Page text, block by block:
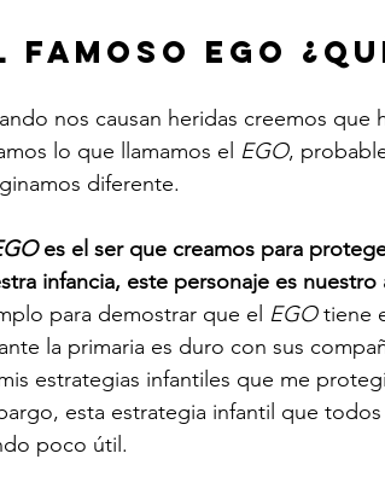
famoso EGO
lo que llamamos el EGO,
diferente.
es el ser que creamos para
infancia, este personaje es
para demostrar que el EGO tiene
la primaria es duro con sus
estrategias infantiles que me
esta estrategia infantil que
poco útil.